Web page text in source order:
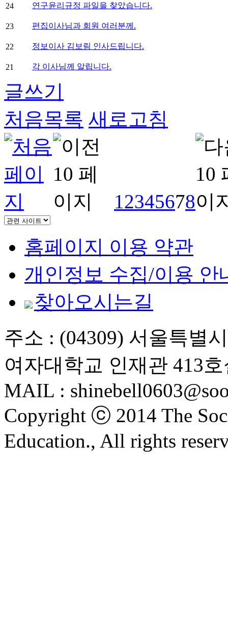
24 연구윤리규정 파일을 찾았습니다.
23 편집이사님과 회원 여러분께.
22 정보이사 김보림 인사드립니다.
21 각 이사님께 알립니다.
글쓰기
처음목록 새로고침
12345678
홈페이지 이용 약관
개인정보 수집/이용 안
찾아오시는길
주소 : (04309) 서울특별
여자대학교 인재관 413
MAIL :
Copyright ⓒ 2014 The
Education., All rights